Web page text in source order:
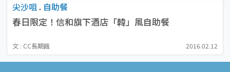
尖沙咀 . 自助餐
春日限定！信和旗下酒店「韓」風自助餐
文 : CC長期餓 2016.02.12